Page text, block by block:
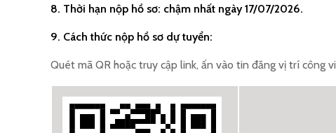
8. Thời hạn nộp hồ sơ: chậm nhất ngày 17/07/2026.
9. Cách thức nộp hồ sơ dự tuyển:
Quét mã QR hoặc truy cập link, ấn vào tin đăng vị trí công